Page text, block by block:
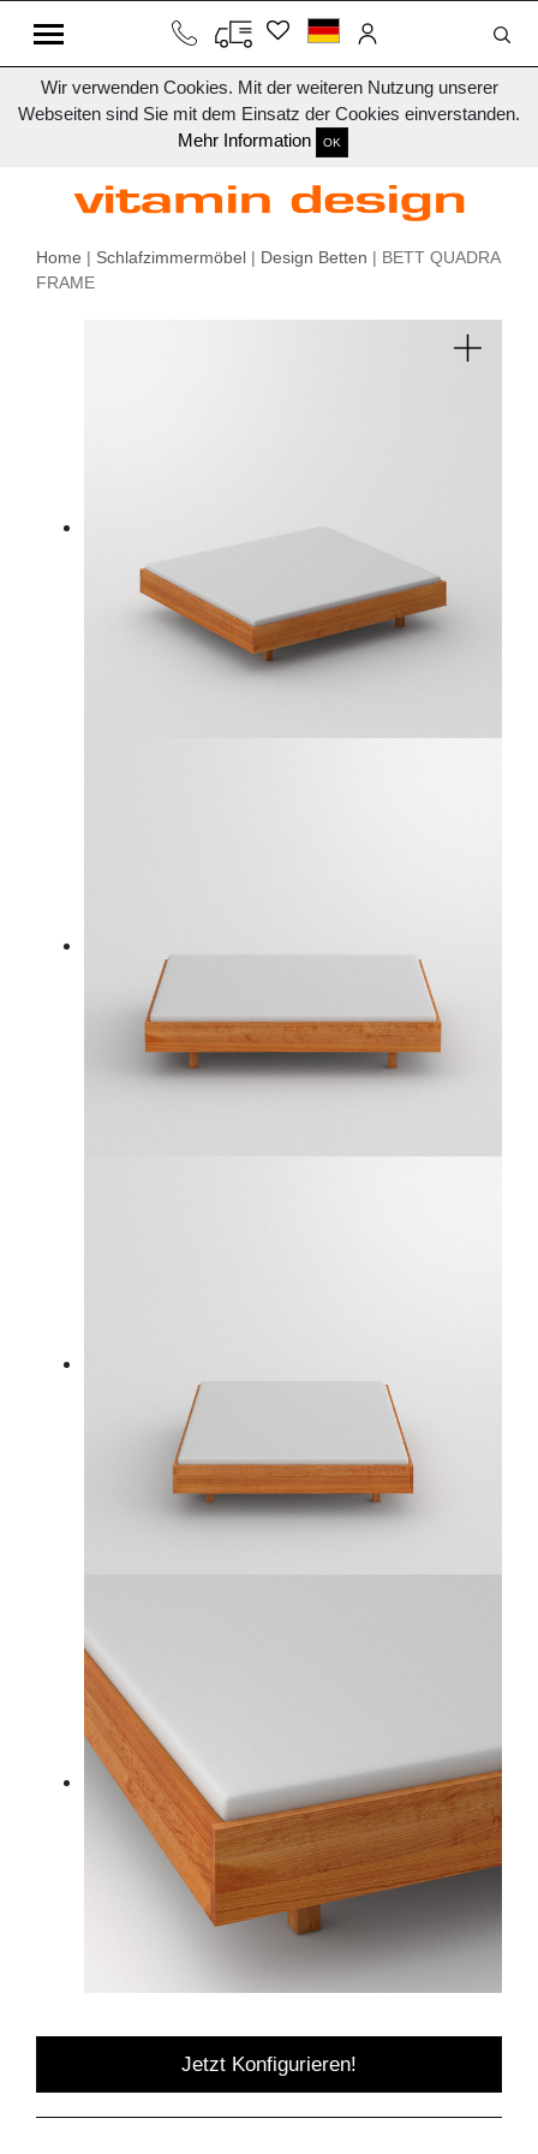
Wir verwenden Cookies. Mit der weiteren Nutzung unserer
Webseiten sind Sie mit dem Einsatz der Cookies einverstanden.
Mehr Information
OK
Home | Schlafzimmermöbel | Design Betten | BETT QUADRA
FRAME
Jetzt Konfigurieren!